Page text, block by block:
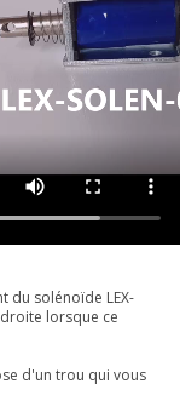
du solénoïde LEX-
lorsque ce
d'un trou qui vous